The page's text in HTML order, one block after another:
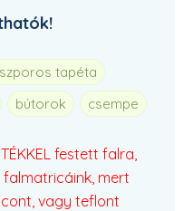
tapéta
bútorok csempe
festett falra,
falmatricáink, mert
vagy teflont